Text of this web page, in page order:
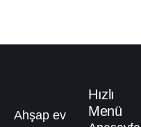
Ahşap ev
Hızlı
Menü